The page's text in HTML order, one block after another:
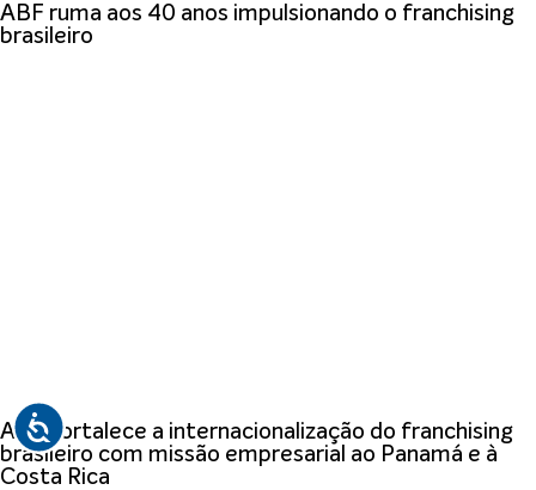
ABF ruma aos 40 anos impulsionando o franchising
brasileiro
ABF fortalece a internacionalização do franchising
brasileiro com missão empresarial ao Panamá e à
Costa Rica